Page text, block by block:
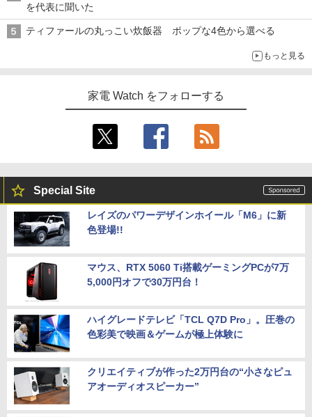
を代表に聞いた
ティファールの丸っこい炊飯器 ポップな4色から選べる
もっと見る
家電 Watch をフォローする
Special Site
レイズのパワーデザインホイール「M6」に新
色登場!!
マウス、RTX 5060 Ti搭載ゲーミングPCが7万
5,000円オフで30万円台！
ハイグレードテレビ「TCL Q7D Pro」。圧巻の
色彩美で映画＆ゲームが極上体験に
クリエイティブが作った2万円台の“小さなピュ
アオーディオスピーカー”